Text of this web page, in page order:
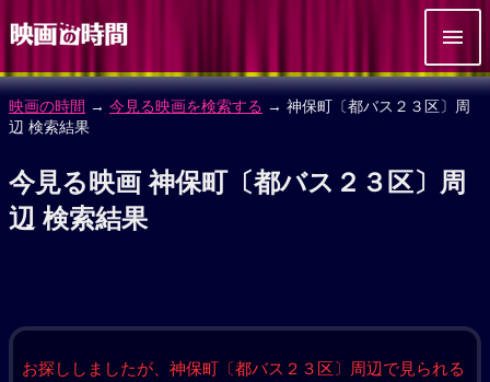
映画の時間 → 今見る映画を検索する → 神保町〔都バス２３区〕周
辺 検索結果
今見る映画 神保町〔都バス２３区〕周
辺 検索結果
お探ししましたが、神保町〔都バス２３区〕周辺で見られる